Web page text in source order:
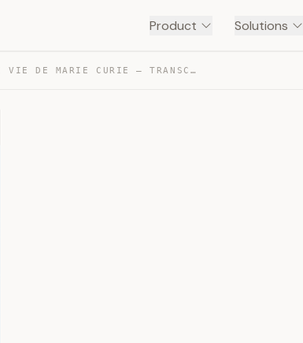
Product Solutions
L’INCROYABLE VIE DE MARIE CURIE — TRANSCRIPT